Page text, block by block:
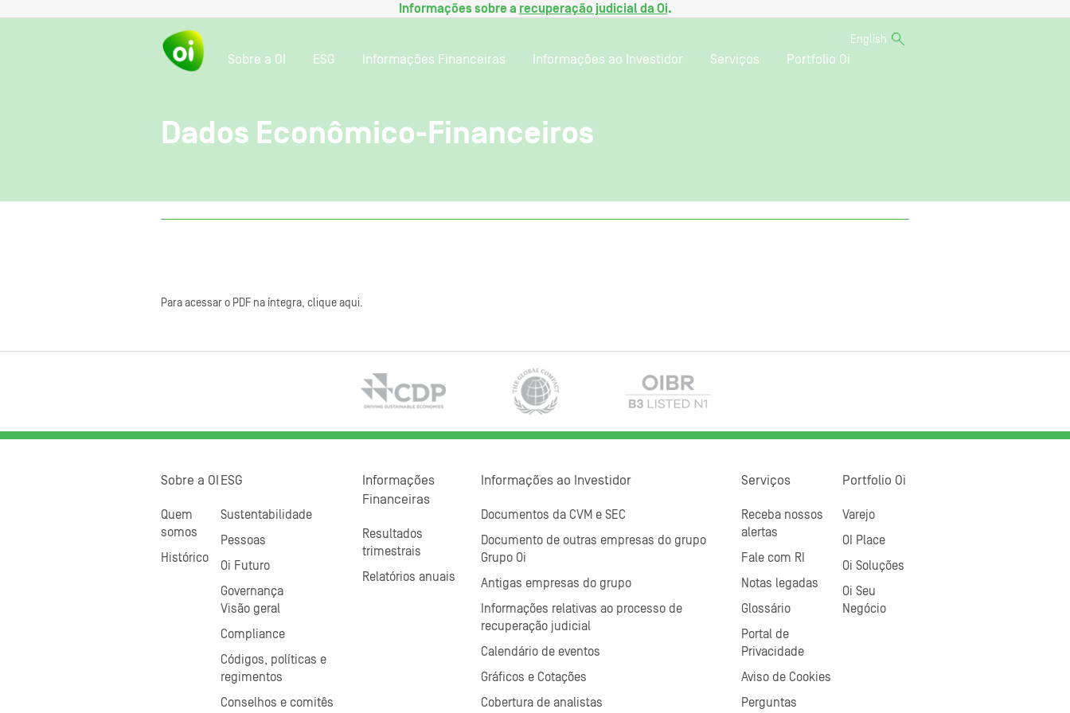
Informações sobre a recuperação judicial da Oi.
English
Sobre a OI ESG Informações Financeiras Informações ao Investidor Serviços Portfolio Oi
Dados Econômico-Financeiros
Para acessar o PDF na íntegra, clique aqui.
Sobre a OI
Quem
somos
Histórico
ESG
Sustentabilidade
Pessoas
Oi Futuro
Governança
Visão geral
Compliance
Códigos, políticas e
regimentos
Conselhos e comitês
Informações
Financeiras
Resultados
trimestrais
Relatórios anuais
Informações ao Investidor
Documentos da CVM e SEC
Documento de outras empresas do grupo
Grupo Oi
Antigas empresas do grupo
Informações relativas ao processo de
recuperação judicial
Calendário de eventos
Gráficos e Cotações
Cobertura de analistas
Serviços
Receba nossos
alertas
Fale com RI
Notas legadas
Glossário
Portal de
Privacidade
Aviso de Cookies
Perguntas
Portfolio Oi
Varejo
OI Place
Oi Soluções
Oi Seu
Negócio